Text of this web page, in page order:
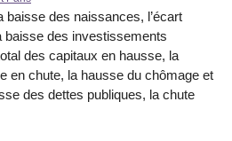
baisse des naissances, l’écart
baisse des investissements
des capitaux en hausse, la
en chute, la hausse du chômage et
des dettes publiques, la chute